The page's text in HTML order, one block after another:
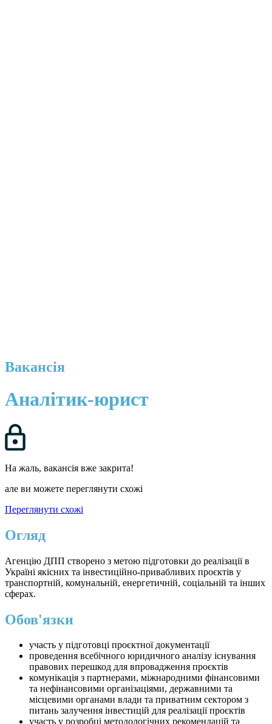
Вакансія
Аналітик-юрист
На жаль, вакансія вже закрита!
але ви можете переглянути схожі
Переглянути схожі
Огляд
Агенцію ДПП створено з метою підготовки до реалізації в
Україні якісних та інвестиційно-привабливих проєктів у
транспортній, комунальній, енергетичній, соціальній та інших
сферах.
Обов'язки
участь у підготовці проєктної документації
проведення всебічного юридичного аналізу існування
правових перешкод для впровадження проєктів
комунікація з партнерами, міжнародними фінансовими
та нефінансовими організаціями, державними та
місцевими органами влади та приватним сектором з
питань залучення інвестицій для реалізації проєктів
участь у розробці методологічних рекомендацій та